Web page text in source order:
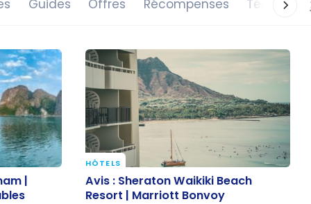
Guides Offres Récompenses
|
|
Avis : Sheraton Waikiki Beach
Resort | Marriott Bonvoy
HÔTELS
Avis : Sheraton Waikiki Beach
Resort | Marriott Bonvoy